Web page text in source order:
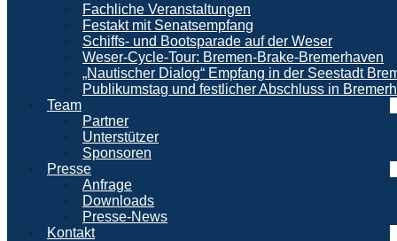
Fachliche Veranstaltungen
Festakt mit Senatsempfang
Schiffs- und Bootsparade auf der Weser
Weser-Cycle-Tour: Bremen-Brake-Bremerhaven
„Nautischer Dialog“ Empfang in der Seestadt
Publikumstag und festlicher Abschluss in
Team
Partner
Unterstützer
Sponsoren
Presse
Anfrage
Downloads
Presse-News
Kontakt